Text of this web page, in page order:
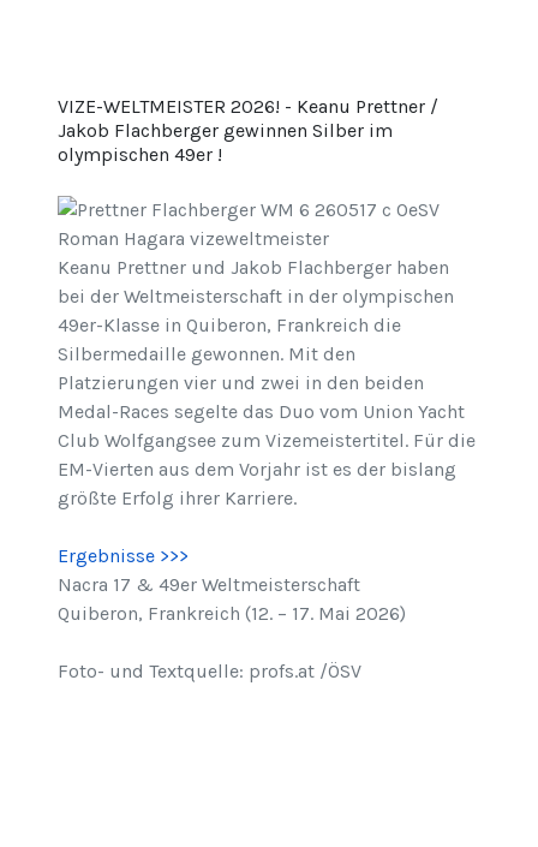
VIZE-WELTMEISTER 2026! - Keanu Prettner /
Jakob Flachberger gewinnen Silber im
olympischen 49er !
Keanu Prettner und Jakob Flachberger haben
bei der Weltmeisterschaft in der olympischen
49er-Klasse in Quiberon, Frankreich die
Silbermedaille gewonnen. Mit den
Platzierungen vier und zwei in den beiden
Medal-Races segelte das Duo vom Union Yacht
Club Wolfgangsee zum Vizemeistertitel. Für die
EM-Vierten aus dem Vorjahr ist es der bislang
größte Erfolg ihrer Karriere.
Ergebnisse >>>
Nacra 17 & 49er Weltmeisterschaft
Quiberon, Frankreich (12. – 17. Mai 2026)
Foto- und Textquelle: profs.at /ÖSV